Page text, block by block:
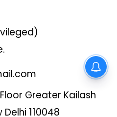
Greater Kailash
110048